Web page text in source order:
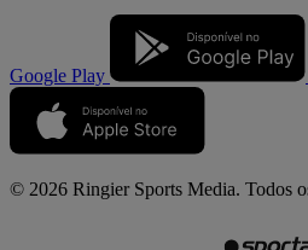
Google Play
© 2026 Ringier Sports Media. Todos